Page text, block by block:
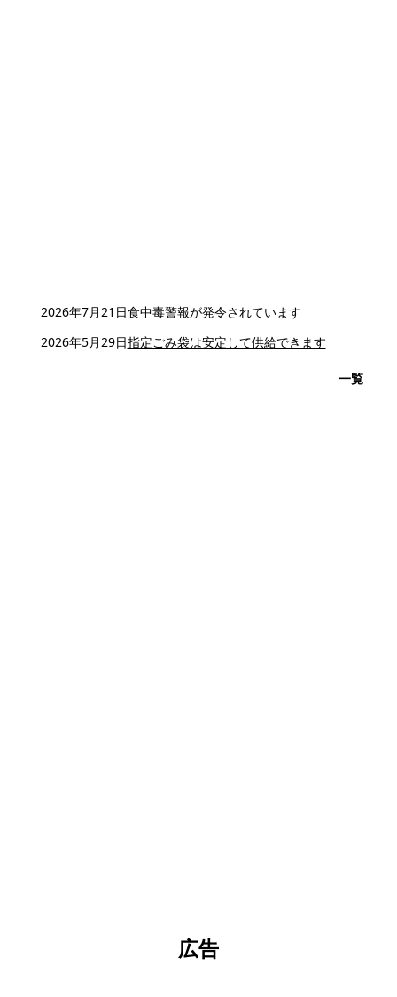
2026年7月21日食中毒警報が発令されています
2026年5月29日指定ごみ袋は安定して供給できます
一覧
広告